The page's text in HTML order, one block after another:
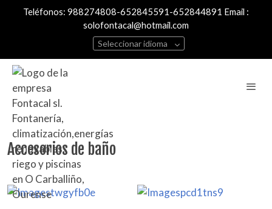
Teléfonos: 988274808-652845591-652844891 Email :
solofontacal@hotmail.com
Seleccionar idioma
Accesorios de baño